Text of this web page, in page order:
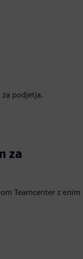
podjetja.
za
Teamcenter z enim